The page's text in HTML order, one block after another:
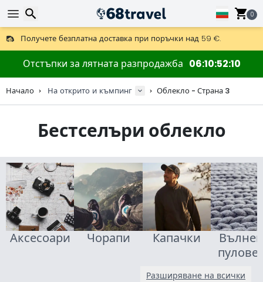
0
Получете безплатна доставка при поръчки над 59 €.
Предлага се и DHL Express за една нощ.
30 дни за връщане, 90 дни за дървени карти и декорации.
Най-добрите цени за outdoor екипировка и аксесоари.
Отстъпки за лятната разпродажба 06105208
Начало На открито и къмпинг Облекло - Страна 3
Бестселъри облекло
Аксесоари Чорапи Капачки
Разширяване на всички
Търсене
Търсене